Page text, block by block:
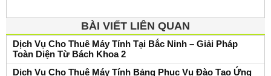
BÀI VIẾT LIÊN QUAN
Dịch Vụ Cho Thuê Máy Tính Tại Bắc Ninh – Giải Pháp
Toàn Diện Từ Bách Khoa 2
Dịch Vụ Cho Thuê Máy Tính Bảng Phục Vụ Đào Tạo Ứng